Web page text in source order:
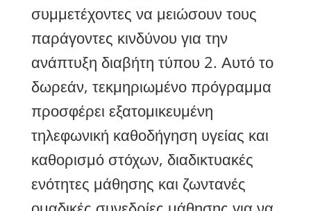
συμμετέχοντες να μειώσουν τους
παράγοντες κινδύνου για την
ανάπτυξη διαβήτη τύπου 2. Αυτό το
δωρεάν, τεκμηριωμένο πρόγραμμα
προσφέρει εξατομικευμένη
τηλεφωνική καθοδήγηση υγείας και
καθορισμό στόχων, διαδικτυακές
ενότητες μάθησης και ζωντανές